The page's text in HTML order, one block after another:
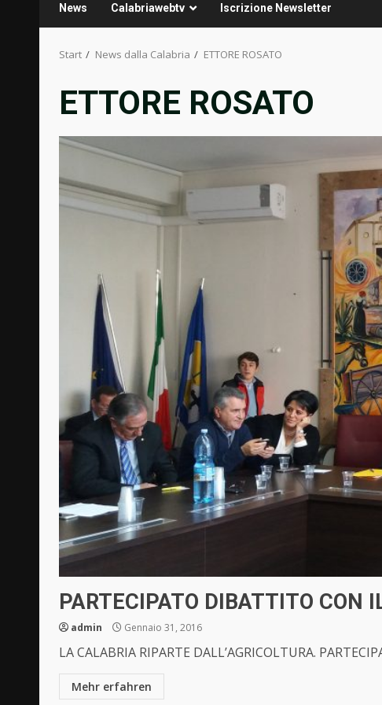
News Calabriawebtv Iscrizione Newsletter
Start News dalla Calabria ETTORE ROSATO
ETTORE ROSATO
PARTECIPATO DIBATTITO CON
admin Gennaio 31, 2016
LA CALABRIA RIPARTE DALL’AGRICOLTURA.
Mehr erfahren